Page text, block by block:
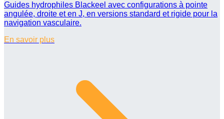
Guides hydrophiles Blackeel avec configurations à pointe
angulée, droite et en J, en versions standard et rigide pour la
navigation vasculaire.
En savoir plus